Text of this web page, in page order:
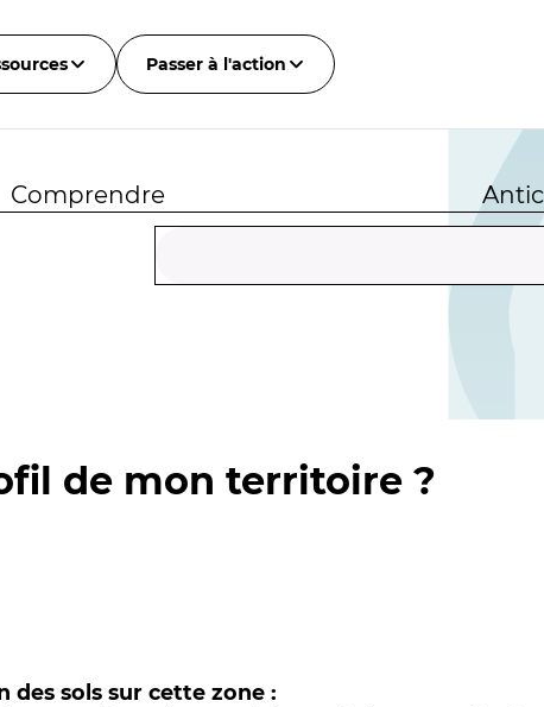
Passer à l'action
Comprendre
de mon territoire ?
des sols sur cette zone :